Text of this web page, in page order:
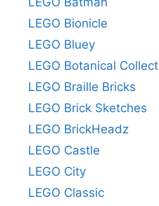
LEGO Bionicle
LEGO Bluey
LEGO Botanical
LEGO Braille Bricks
LEGO Brick Sketches
LEGO BrickHeadz
LEGO Castle
LEGO City
LEGO Classic